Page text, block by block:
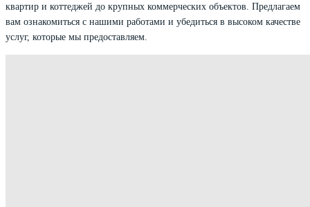
квартир и коттеджей до крупных коммерческих объектов. Предлагаем
вам ознакомиться с нашими работами и убедиться в высоком качестве
услуг, которые мы предоставляем.